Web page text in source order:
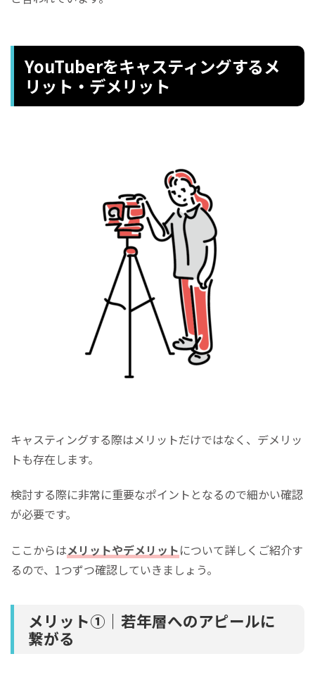
YouTuberをキャスティングするメ
リット・デメリット
キャスティングする際はメリットだけではなく、デメリッ
トも存在します。
検討する際に非常に重要なポイントとなるので細かい確認
が必要です。
ここからはメリットやデメリットについて詳しくご紹介す
るので、1つずつ確認していきましょう。
メリット①｜若年層へのアピールに
繋がる